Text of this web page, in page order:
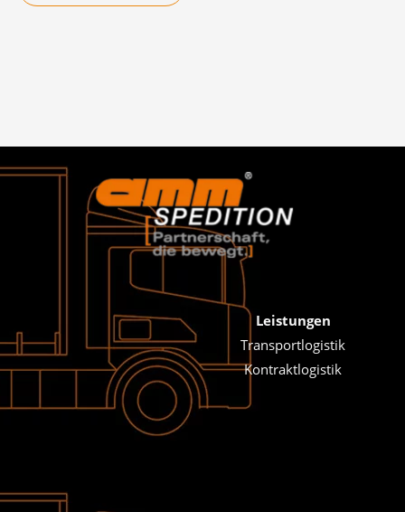
Leistungen
Transportlogistik
Kontraktlogistik